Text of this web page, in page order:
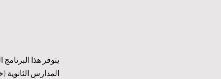
يتوفر هذا
المدارس الثانوية